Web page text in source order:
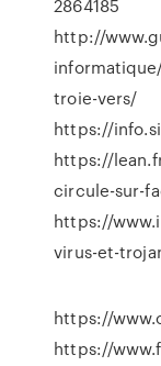
2864185
http://
troie-vers/
https://
https://
circule-sur-
https://
virus-et-
https://
https://